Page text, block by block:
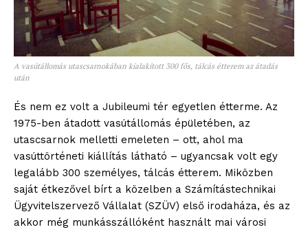
A vasútállomás utascsarnokában kialakított 300 fős, tálcás étterem az átadás
után
És nem ez volt a Jubileumi tér egyetlen étterme. Az
1975-ben átadott vasútállomás épületében, az
utascsarnok melletti emeleten – ott, ahol ma
vasúttörténeti kiállítás látható – ugyancsak volt egy
legalább 300 személyes, tálcás étterem. Miközben
saját étkezővel bírt a közelben a Számítástechnikai
Ügyvitelszervező Vállalat (SZÜV) első irodaháza, és az
akkor még munkásszállóként használt mai városi